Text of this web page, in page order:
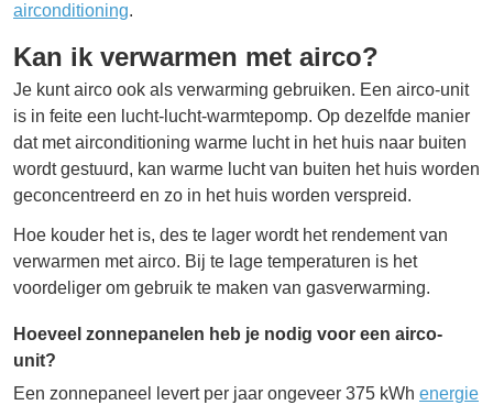
airconditioning.
Kan ik verwarmen met airco?
Je kunt airco ook als verwarming gebruiken. Een airco-unit
is in feite een lucht-lucht-warmtepomp. Op dezelfde manier
dat met airconditioning warme lucht in het huis naar buiten
wordt gestuurd, kan warme lucht van buiten het huis worden
geconcentreerd en zo in het huis worden verspreid.
Hoe kouder het is, des te lager wordt het rendement van
verwarmen met airco. Bij te lage temperaturen is het
voordeliger om gebruik te maken van gasverwarming.
Hoeveel zonnepanelen heb je nodig voor een airco-
unit?
Een zonnepaneel levert per jaar ongeveer 375 kWh energie